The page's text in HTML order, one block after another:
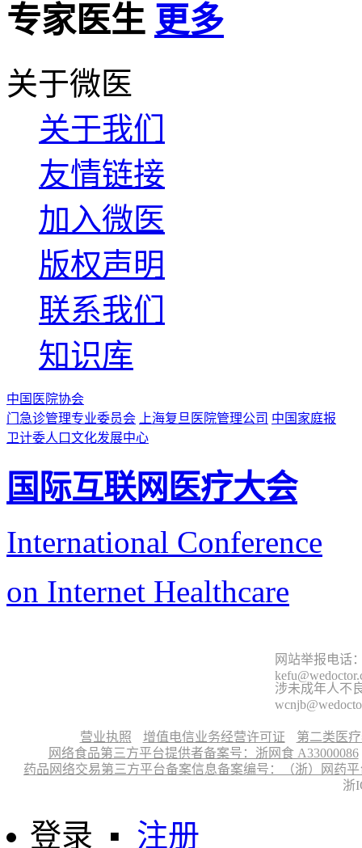
专家医生 更多
关于微医
关于我们
友情链接
加入微医
版权声明
联系我们
知识库
中国医院协会
门急诊管理专业委员会
上海复旦医院管理公司 中国家庭报
卫计委人口文化发展中心
国际互联网医疗大会
International Conference
on Internet Healthcare
网站举报电话
涉未成年人不
营业执照 增值电信业务经营许可证
第二类医
网络食品第三方平台提供者备案号：浙网食 A33000086
药品网络交易第三方平台备案信息备案编号：（浙）网药平
浙
登录 ▪ 注册